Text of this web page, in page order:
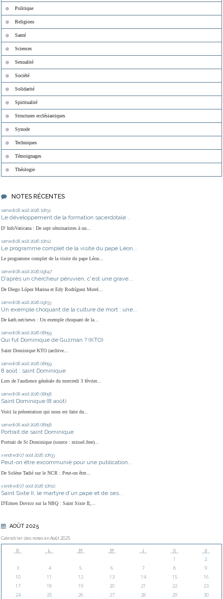
Politique
Religions
Santé
Sciences
Sexualité
Société
Solidarité
Spiritualité
Structures ecclésiastiques
Synode
Techniques
Témoignages
Théologie
NOTES RÉCENTES
samedi 08 août 2026 10h31
Le développement de la formation sacerdotale...
D' InfoVaticana : De sept séminaristes à un...
samedi 08 août 2026 10h12
Le programme complet de la visite du pape Léon...
Le programme complet de la visite du pape Léon...
samedi 08 août 2026 09h47
D'après un chercheur péruvien, c'est une grave...
De Diego López Marina et Edy Rodríguez Morel...
samedi 08 août 2026 09h33
Un exemple choquant de la culture de mort : une...
De kath.net/news : Un exemple choquant de la...
samedi 08 août 2026 08h59
Qui fut Dominique de Guzmán ? (KTO)
Saint Dominique KTO (archive...
samedi 08 août 2026 08h59
8 août : saint Dominique
Lors de l'audience générale du mercredi 3 février...
samedi 08 août 2026 08h58
Saint Dominique (8 août)
Voici la présentation qui nous est faite du...
samedi 08 août 2026 08h58
Portrait de saint Dominique
Portrait de St Dominique (source : missel.free)...
vendredi 07 août 2026 10h33
Peut-on être excommunié pour une publication...
De Solène Tadié sur le NCR : Peut-on être...
vendredi 07 août 2026 10h10
Saint Sixte II, le martyre d'un pape et de ses...
D'Ermes Dovico sur la NBQ : Saint Sixte II,...
AOÛT 2025
Calendrier des notes en Août 2025
D L M M J V S
1
2
3
4 5 6 7 8
9
10
11 12 13 14 15
16
17
18 19 20 21 22
23
24
25 26 27 28 29
30